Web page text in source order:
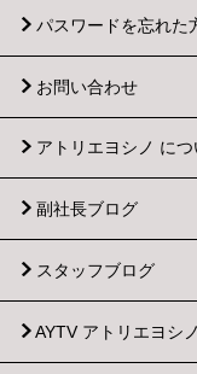
パスワードを忘れた
お問い合わせ
アトリエヨシノ につ
副社長ブログ
スタッフブログ
AYTV アトリエヨシ